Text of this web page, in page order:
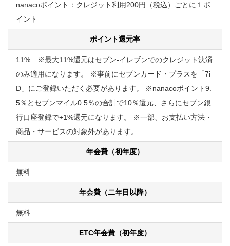
nanacoポイント：クレジット利用200円（税込）ごとに１ポ
イント
ポイント還元率
11% ※最大11%還元はセブン-イレブンでのクレジット決済
のみ適用になります。 ※事前にセブンカード・プラスを「7i
D」にご登録いただく必要があります。 ※nanacoポイント9.
5％とセブンマイル0.5％の合計で10％還元、さらにセブン銀
行口座登録で+1%還元になります。 ※一部、お支払い方法・
商品・サービスの対象外があります。
年会費（初年度）
無料
年会費（二年目以降）
無料
ETC年会費（初年度）